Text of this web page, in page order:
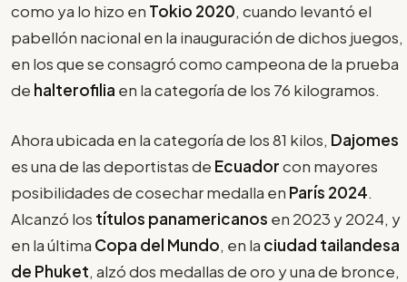
como ya lo hizo en Tokio 2020, cuando levantó el
pabellón nacional en la inauguración de dichos juegos,
en los que se consagró como campeona de la prueba
de halterofilia en la categoría de los 76 kilogramos.
Ahora ubicada en la categoría de los 81 kilos, Dajomes
es una de las deportistas de Ecuadorcon mayores
posibilidades de cosechar medalla en París 2024.
Alcanzó los títulos panamericanos en 2023 y 2024, y
en la última Copa del Mundo, en la ciudad tailandesa
de Phuket, alzó dos medallas de oro y una de bronce,